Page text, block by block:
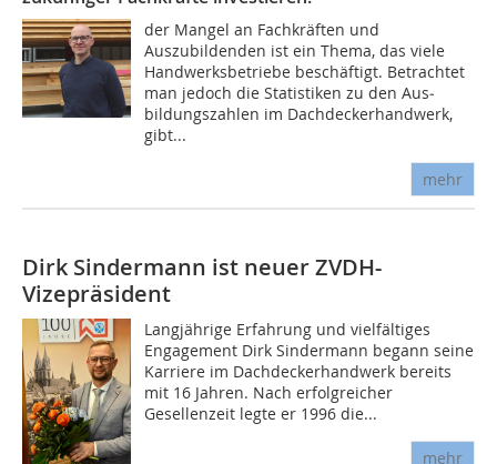
der Mangel an Fachkräften und
Auszubildenden ist ein Thema, das viele
Handwerksbetriebe beschäftigt. Betrachtet
man ­jedoch die Statistiken zu den Aus­
bildungszahlen im Dachde­ckerhandwerk,
gibt...
mehr
Dirk Sindermann ist neuer ZVDH-
Vizepräsident
Langjährige Erfahrung und vielfältiges
Engagement Dirk Sindermann begann seine
Karriere im Dachdeckerhandwerk bereits
mit 16 Jahren. Nach erfolgreicher
Gesellenzeit legte er 1996 die...
mehr